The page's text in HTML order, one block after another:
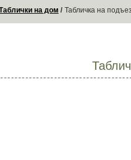
на дом Табличка на